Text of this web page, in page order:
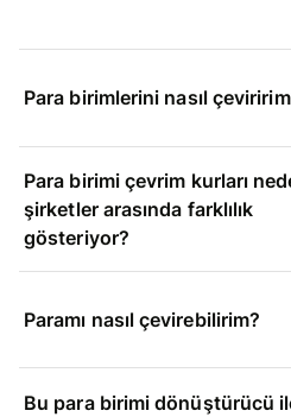
Para birimlerini nasıl
Para birimi çevrim kurları
şirketler arasında farklılık
gösteriyor?
Paramı nasıl çevirebilirim?
Bu para birimi dönüştürücü